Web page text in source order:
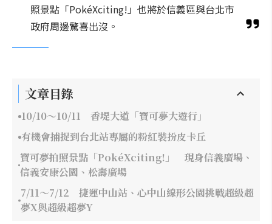
照景點「PokéXciting!」也將於信義區與台北市
政府周邊驚喜出沒。
文章目錄
10/10～10/11 香堤大道「寶可夢大遊行」
有機會捕捉到台北站專屬的粉紅裝扮皮卡丘
寶可夢拍照景點「PokéXciting!」 現身信義廣場、
信義安康公園、松壽廣場
7/11～7/12 捷運中山站、心中山線形公園挑戰超級超
夢X與超級超夢Y